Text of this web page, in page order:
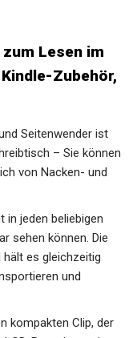
Lesen im
Zubehör,
Seitenwender ist
– Sie können
von Nacken- und
in jeden beliebigen
sehen können. Die
es gleichzeitig
und
kompakten Clip, der